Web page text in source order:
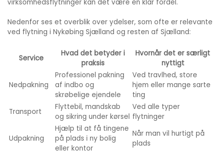
virksomhedsflytninger kan det være en klar fordel.
Nedenfor ses et overblik over ydelser, som ofte er relevante
ved flytning i Nykøbing Sjælland og resten af Sjælland:
Service
Hvad det betyder i
praksis
Hvornår det er særligt
nyttigt
Nedpakning
Professionel pakning
af indbo og
skrøbelige ejendele
Ved travlhed, store
hjem eller mange sarte
ting
Transport
Flyttebil, mandskab
og sikring under kørsel
Ved alle typer
flytninger
Udpakning
Hjælp til at få tingene
på plads i ny bolig
eller kontor
Når man vil hurtigt på
plads